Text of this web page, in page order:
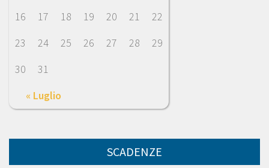
« Luglio
16
17 18 19 20 21
22
23
24 25 26 27 28
29
30
31
SCADENZE